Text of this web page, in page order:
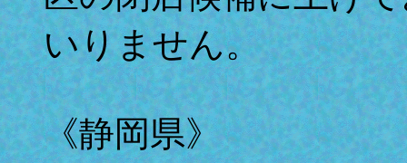
いりません。
《静岡県》